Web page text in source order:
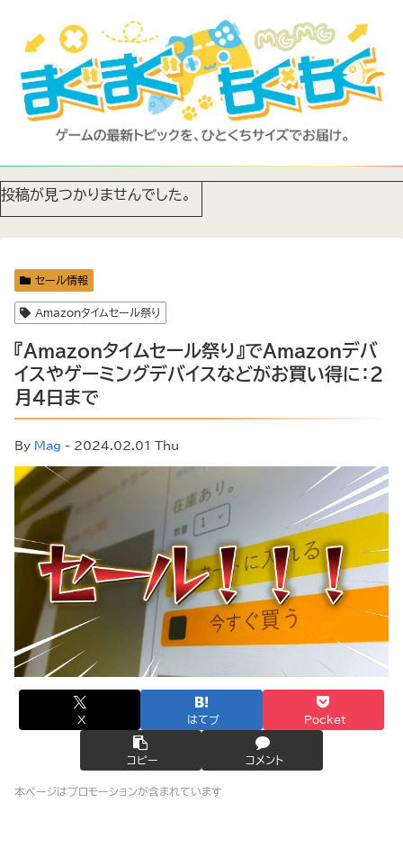
投稿が見つかりませんでした。
セール情報
Amazonタイムセール祭り
『Amazonタイムセール祭り』でAmazonデバ
イスやゲーミングデバイスなどがお買い得に：2
月4日まで
By Mag - 2024.02.01 Thu
X はてブ Pocket
コピー コメント
本ページはプロモーションが含まれています